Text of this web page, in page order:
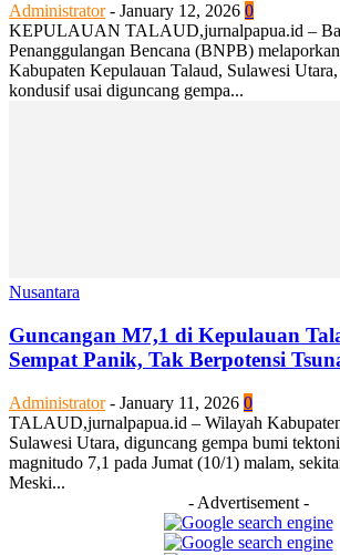
Administrator - January 12, 2026 0
KEPULAUAN TALAUD,jurnalpapua.id –
Penanggulangan Bencana (BNPB)
Kabupaten Kepulauan Talaud, Sulawesi
kondusif usai diguncang gempa...
Nusantara
Guncangan M7,1 di Kepulauan
Sempat Panik, Tak Berpotensi
Administrator - January 11, 2026 0
TALAUD,jurnalpapua.id – Wilayah
Sulawesi Utara, diguncang gempa bumi
magnitudo 7,1 pada Jumat (10/1) malam,
Meski...
- Advertisement -